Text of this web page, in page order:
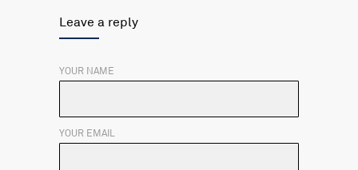
Leave a reply
YOUR NAME
YOUR EMAIL